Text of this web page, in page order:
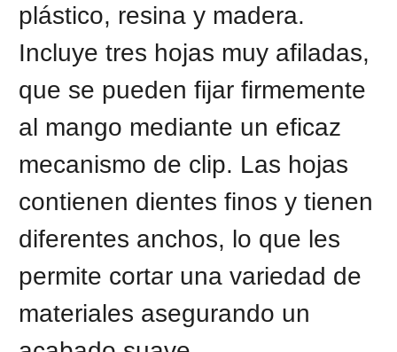
plástico, resina y madera.
Incluye tres hojas muy afiladas,
que se pueden fijar firmemente
al mango mediante un eficaz
mecanismo de clip. Las hojas
contienen dientes finos y tienen
diferentes anchos, lo que les
permite cortar una variedad de
materiales asegurando un